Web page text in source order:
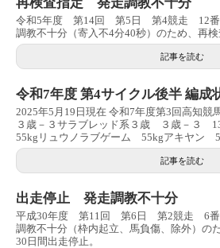
令和5年度 第14回 第5日 第4競走 12番
調教不十分（寄入不4分40秒）のため、再検
記事を読む
令和7年度 第4サイクル後半 編成
2025年5月19日現在 令和7年度第3回高知競
３歳－３サラブレッド系３歳 ３歳－３
55kgリュウノラブゲーム 55kgアキヤン
記事を読む
出走停止 発走調教不十分
平成30年度 第11回 第6日 第2競走 6番
調教不十分（枠内起立、馬負傷、除外）の
30日間出走停止。